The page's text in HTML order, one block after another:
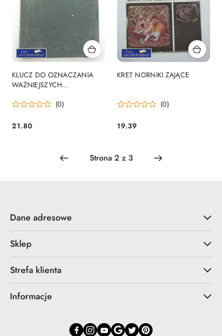
KLUCZ DO OZNACZANIA
WAŻNIEJSZYCH
(0)
Cena:
21.80
KRET NORNIKI ZAJĄCE
(0)
Cena:
19.39
Dane adresowe
Sklep
Strefa klienta
Informacje